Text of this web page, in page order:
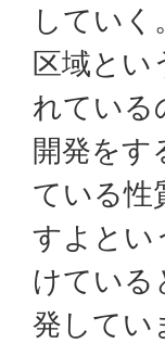
してい
区域とい
れている
開発をす
ている性
すよとい
けている
発してい